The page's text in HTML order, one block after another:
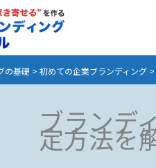
の基礎 > 初めての企業ブランディング >
ブランデ
定方法を